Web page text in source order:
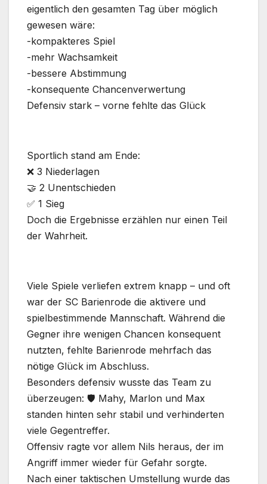
eigentlich den gesamten Tag über möglich
gewesen wäre:
-kompakteres Spiel
-mehr Wachsamkeit
-bessere Abstimmung
-konsequente Chancenverwertung
Defensiv stark – vorne fehlte das Glück
Sportlich stand am Ende:
❌ 3 Niederlagen
🤝 2 Unentschieden
✅ 1 Sieg
Doch die Ergebnisse erzählen nur einen Teil
der Wahrheit.
Viele Spiele verliefen extrem knapp – und oft
war der SC Barienrode die aktivere und
spielbestimmende Mannschaft. Während die
Gegner ihre wenigen Chancen konsequent
nutzten, fehlte Barienrode mehrfach das
nötige Glück im Abschluss.
Besonders defensiv wusste das Team zu
überzeugen: 🛡️ Mahy, Marlon und Max
standen hinten sehr stabil und verhinderten
viele Gegentreffer.
Offensiv ragte vor allem Nils heraus, der im
Angriff immer wieder für Gefahr sorgte.
Nach einer taktischen Umstellung wurde das